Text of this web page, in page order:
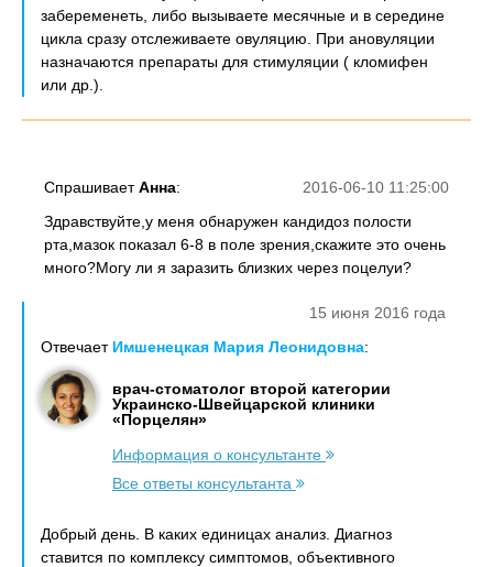
забеременеть, либо вызываете месячные и в середине
цикла сразу отслеживаете овуляцию. При ановуляции
назначаются препараты для стимуляции ( кломифен
или др.).
2016-06-10 11:25:00
СпрашиваетАнна:
Здравствуйте,у меня обнаружен кандидоз полости
рта,мазок показал 6-8 в поле зрения,скажите это очень
много?Могу ли я заразить близких через поцелуи?
15 июня 2016 года
Отвечает Имшенецкая Мария Леонидовна:
врач-стоматолог второй категории
Украинско-Швейцарской клиники
«Порцелян»
Информация о консультанте
Все ответы консультанта
Добрый день. В каких единицах анализ. Диагноз
ставится по комплексу симптомов, объективного